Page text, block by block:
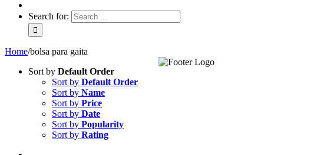
Search for:
Home/bolsa para gaita
Sort by Default Order
Sort by Default Order
Sort by Name
Sort by Price
Sort by Date
Sort by Popularity
Sort by Rating